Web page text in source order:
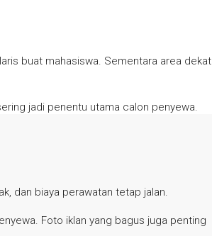
buat mahasiswa. Sementara area dekat
jadi penentu utama calon penyewa.
dan biaya perawatan tetap jalan.
Foto iklan yang bagus juga penting